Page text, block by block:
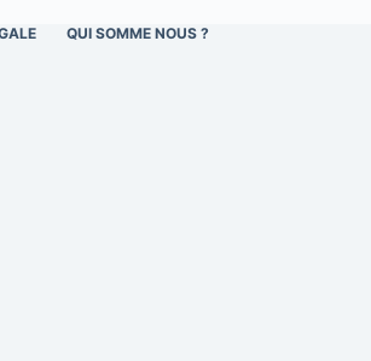
QUI SOMME NOUS ?